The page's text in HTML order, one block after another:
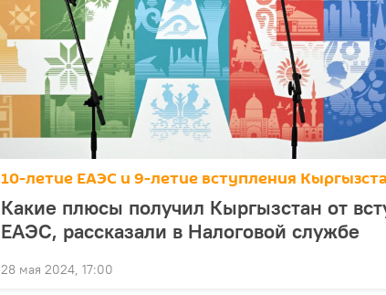
10-летие ЕАЭС и 9-летие вступления
Какие плюсы получил Кыргызстан от
ЕАЭС, рассказали в Налоговой службе
28 мая 2024, 17:00